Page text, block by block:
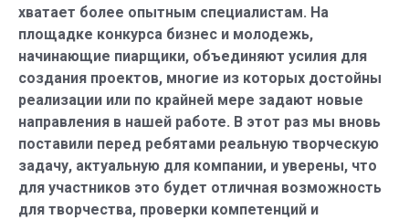
хватает более опытным специалистам. На
площадке конкурса бизнес и молодежь,
начинающие пиарщики, объединяют усилия для
создания проектов, многие из которых достойны
реализации или по крайней мере задают новые
направления в нашей работе. В этот раз мы вновь
поставили перед ребятами реальную творческую
задачу, актуальную для компании, и уверены, что
для участников это будет отличная возможность
для творчества, проверки компетенций и